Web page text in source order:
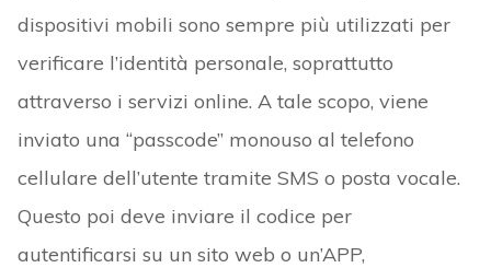
dispositivi mobili sono sempre più utilizzati per
verificare l’identità personale, soprattutto
attraverso i servizi online. A tale scopo, viene
inviato una “passcode” monouso al telefono
cellulare dell’utente tramite SMS o posta vocale.
Questo poi deve inviare il codice per
autentificarsi su un sito web o un’APP,